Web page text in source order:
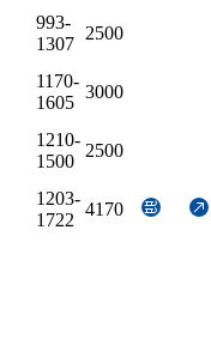
993-
1307
2500
1170-
1605
3000
1210-
1500
2500
1203-
1722
4170